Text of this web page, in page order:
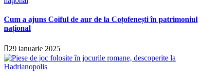
Cum a ajuns Coiful de aur de la Coțofenești în patrimoniul
național
29 ianuarie 2025